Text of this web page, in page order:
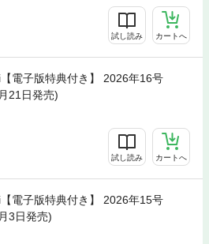
試し読み カートへ
電子版特典付き】 2026年16号
21日発売)
試し読み カートへ
電子版特典付き】 2026年15号
3日発売)